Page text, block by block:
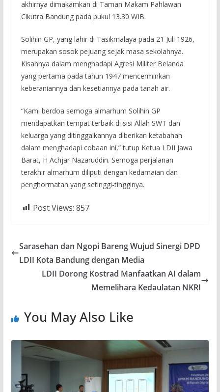
akhirnya dimakamkan di Taman Makam Pahlawan
Cikutra Bandung pada pukul 13.30 WIB.
Solihin GP, yang lahir di Tasikmalaya pada 21 Juli 1926,
merupakan sosok pejuang sejak masa sekolahnya.
Kisahnya dalam menghadapi Agresi Militer Belanda
yang pertama pada tahun 1947 mencerminkan
keberaniannya dan kesetiannya pada tanah air.
“Kami berdoa semoga almarhum Solihin GP
mendapatkan tempat terbaik di sisi Allah SWT dan
keluarga yang ditinggalkannya diberikan ketabahan
dalam menghadapi cobaan ini,” tutup Ketua LDII Jawa
Barat, H Achjar Nazaruddin. Semoga perjalanan
terakhir almarhum diliputi dengan kedamaian dan
penghormatan yang setinggi-tingginya.
Post Views: 857
Sarasehan dan Ngopi Bareng Wujud Sinergi DPD
LDII Kota Bandung dengan Media
LDII Dorong Kostrad Manfaatkan AI dalam
Memelihara Kedaulatan NKRI
You May Also Like